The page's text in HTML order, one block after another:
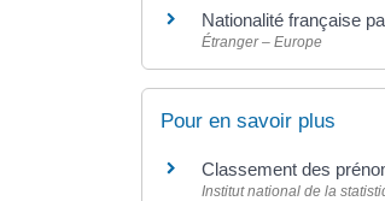
Nationalité française
Étranger – Europe
Pour en savoir plus
Classement des
Institut national de la